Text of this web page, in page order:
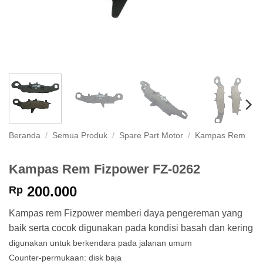
Beranda / Semua Produk / Spare Part Motor / Kampas Rem
Kampas Rem Fizpower FZ-0262
Rp 200.000
Kampas rem Fizpower memberi daya pengereman yang
baik serta cocok digunakan pada kondisi basah dan kering
digunakan untuk berkendara pada jalanan umum
Counter-permukaan: disk baja